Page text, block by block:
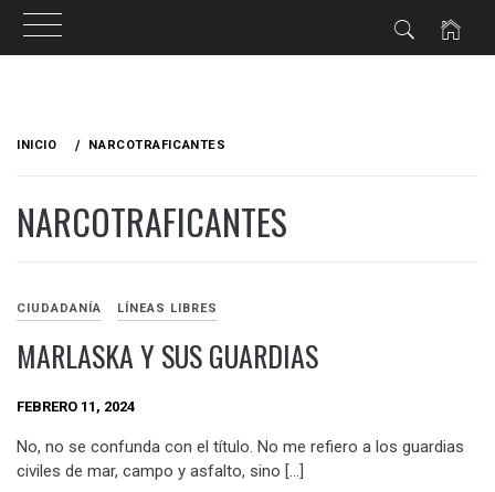
INICIO NARCOTRAFICANTES
NARCOTRAFICANTES
CIUDADANÍA LÍNEAS LIBRES
MARLASKA Y SUS GUARDIAS
FEBRERO 11, 2024
No, no se confunda con el título. No me refiero a los guardias
civiles de mar, campo y asfalto, sino […]